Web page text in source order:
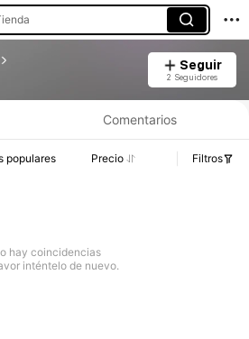
Seguir
2 Seguidores
Comentarios
populares Precio Filtros
hay coincidencias
inténtelo de nuevo.